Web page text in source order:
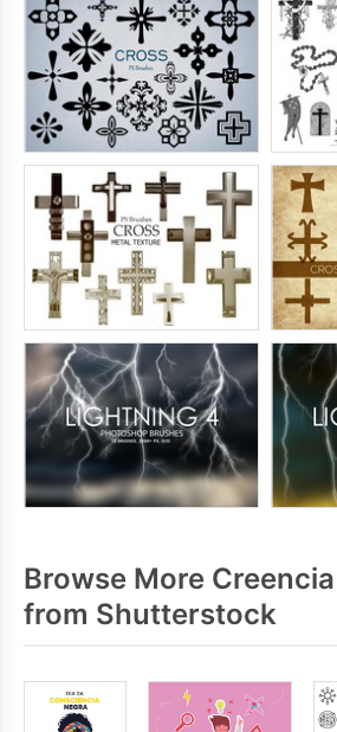
Browse More
from Shutterstock